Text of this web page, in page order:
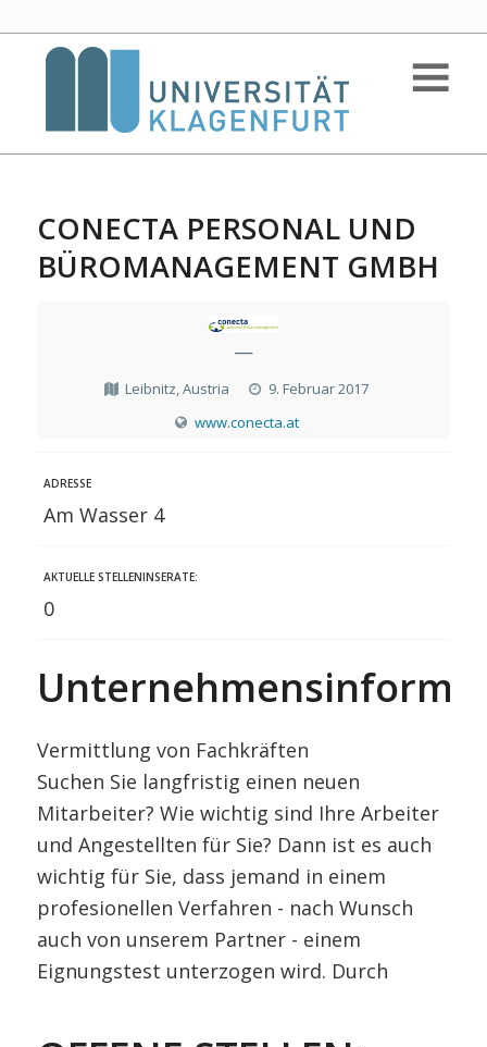
CONECTA PERSONAL UND
BÜROMANAGEMENT GMBH
—
Leibnitz, Austria
9. Februar 2017
www.conecta.at
ADRESSE
Am Wasser 4
AKTUELLE STELLENINSERATE:
0
Vermittlung von Fachkräften
Suchen Sie langfristig einen neuen
Mitarbeiter? Wie wichtig sind Ihre Arbeiter
und Angestellten für Sie? Dann ist es auch
wichtig für Sie, dass jemand in einem
profesionellen Verfahren - nach Wunsch
auch von unserem Partner - einem
Eignungstest unterzogen wird. Durch